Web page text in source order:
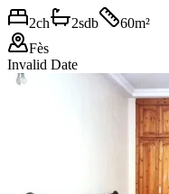
2ch 2sdb 60m²
Fès
Invalid Date